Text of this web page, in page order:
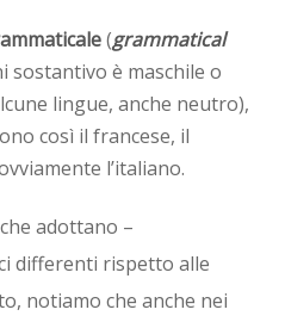
(grammatical
sostantivo è maschile o
lingue, anche neutro),
così il francese, il
l’italiano.
adottano –
differenti rispetto alle
notiamo che anche nei